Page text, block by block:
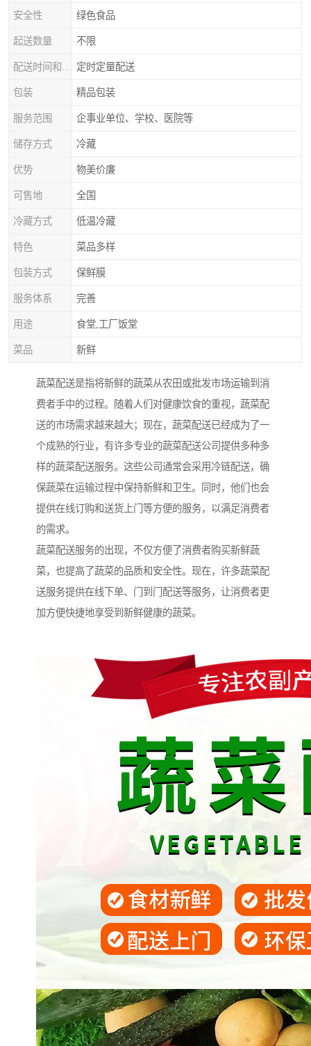
安全性 绿色食品
起送数量 不限
定时定量配送
包装 精品包装
服务范围 企事业单位、学校、医院等
储存方式 冷藏
优势 物美价廉
可售地 全国
冷藏方式 低温冷藏
特色 菜品多样
包装方式 保鲜膜
服务体系 完善
用途 食堂,工厂饭堂
菜品 新鲜
蔬菜配送是指将新鲜的蔬菜从农田或批发市场运输到消
费者手中的过程。随着人们对健康饮食的重视，蔬菜配
送的市场需求越来越大；现在，蔬菜配送已经成为了一
个成熟的行业，有许多专业的蔬菜配送公司提供多种多
样的蔬菜配送服务。这些公司通常会采用冷链配送，确
保蔬菜在运输过程中保持新鲜和卫生。同时，他们也会
提供在线订购和送货上门等方便的服务，以满足消费者
的需求。
蔬菜配送服务的出现，不仅方便了消费者购买新鲜蔬
菜，也提高了蔬菜的品质和安全性。现在，许多蔬菜配
送服务提供在线下单、门到门配送等服务，让消费者更
加方便快捷地享受到新鲜健康的蔬菜。